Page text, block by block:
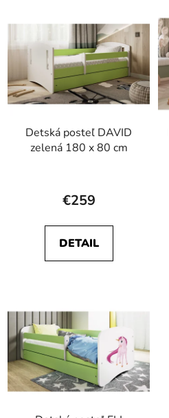
Detská posteľ DAVID
zelená 180 x 80 cm
€259
DETAIL